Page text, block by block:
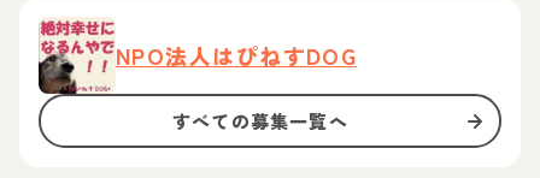
NPO法人はぴねすDOG
すべての募集一覧へ